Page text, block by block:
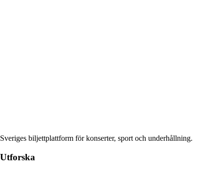
Sveriges biljettplattform för konserter, sport och underhållning.
Utforska